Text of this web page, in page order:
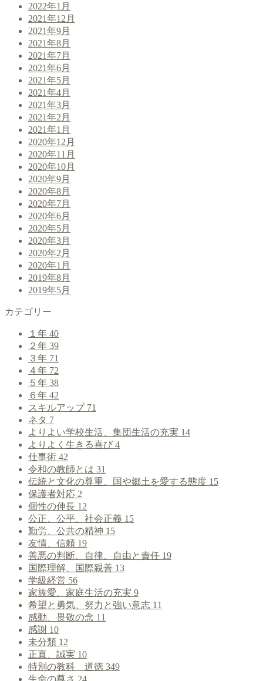
2022年1月
2021年12月
2021年9月
2021年8月
2021年7月
2021年6月
2021年5月
2021年4月
2021年3月
2021年2月
2021年1月
2020年12月
2020年11月
2020年10月
2020年9月
2020年8月
2020年7月
2020年6月
2020年5月
2020年3月
2020年2月
2020年1月
2019年8月
2019年5月
カテゴリー
１年 40
２年 39
３年 71
４年 72
５年 38
６年 42
スキルアップ 71
ネタ 7
よりよい学校生活、集団生活の充実 14
よりよく生きる喜び 4
仕事術 42
令和の教師とは 31
伝統と文化の尊重、国や郷土を愛する態度 15
保護者対応 2
個性の伸長 12
公正、公平、社会正義 15
勤労、公共の精神 15
友情、信頼 19
善悪の判断、自律、自由と責任 19
国際理解、国際親善 13
学級経営 56
家族愛、家庭生活の充実 9
希望と勇気、努力と強い意志 11
感動、畏敬の念 11
感謝 10
未分類 12
正直、誠実 10
特別の教科 道徳 349